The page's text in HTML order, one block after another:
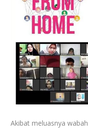
Akibat meluasnya